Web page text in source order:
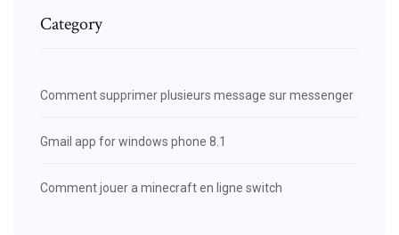
Category
Comment supprimer plusieurs message sur messenger
Gmail app for windows phone 8.1
Comment jouer a minecraft en ligne switch